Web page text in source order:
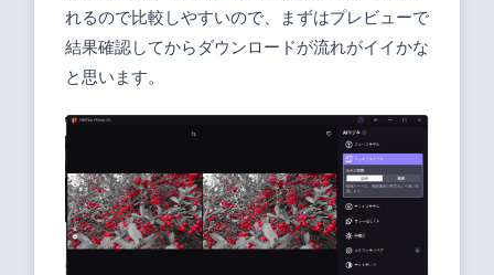
れるので比較しやすいので、まずはプレビューで
結果確認してからダウンロードが流れがイイかな
と思います。